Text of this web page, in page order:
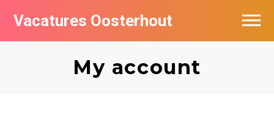
Vacatures Oosterhout
My account
Vacatures per bedrijf